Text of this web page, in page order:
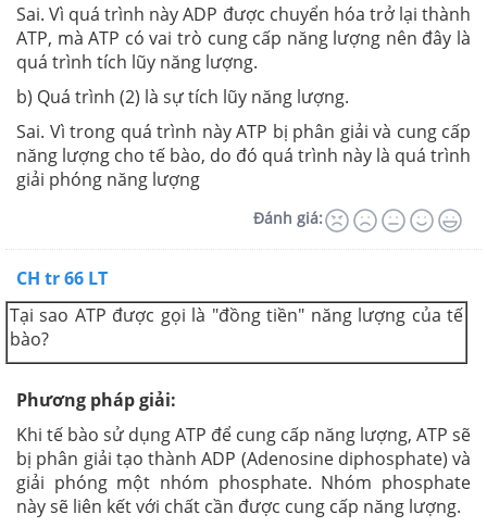
Sai. Vì quá trình này ADP được chuyển hóa trở lại thành
ATP, mà ATP có vai trò cung cấp năng lượng nên đây là
quá trình tích lũy năng lượng.
b) Quá trình (2) là sự tích lũy năng lượng.
Sai. Vì trong quá trình này ATP bị phân giải và cung cấp
năng lượng cho tế bào, do đó quá trình này là quá trình
giải phóng năng lượng
Đánh giá:
CH tr 66 LT
Tại sao ATP được gọi là "đồng tiền" năng lượng của tế
bào?
Phương pháp giải:
Khi tế bào sử dụng ATP để cung cấp năng lượng, ATP sẽ
bị phân giải tạo thành ADP (Adenosine diphosphate) và
giải phóng một nhóm phosphate. Nhóm phosphate
này sẽ liên kết với chất cần được cung cấp năng lượng.